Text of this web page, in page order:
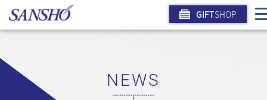
GIFTSHOP
NEWS